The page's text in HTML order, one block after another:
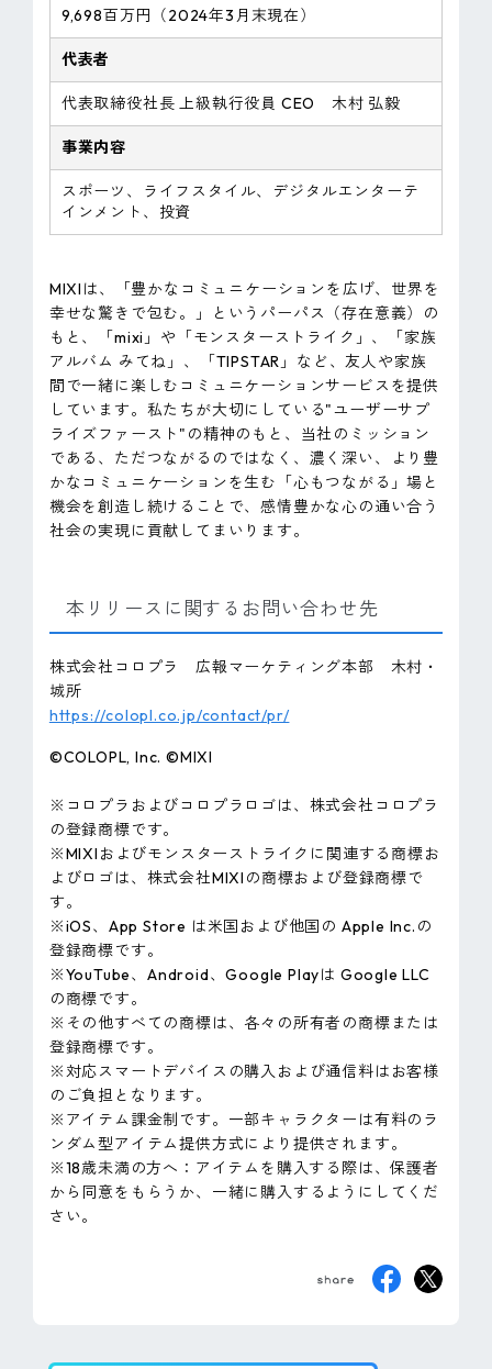
9,698百万円（2024年3月末現在）
代表者
代表取締役社長 上級執行役員 CEO 木村 弘毅
事業内容
スポーツ、ライフスタイル、デジタルエンターテ
インメント、投資
MIXIは、「豊かなコミュニケーションを広げ、世界を
幸せな驚きで包む。」というパーパス（存在意義）の
もと、「mixi」や「モンスターストライク」、「家族
アルバム みてね」、「TIPSTAR」など、友人や家族
間で一緒に楽しむコミュニケーションサービスを提供
しています。私たちが大切にしている"ユーザーサプ
ライズファースト"の精神のもと、当社のミッション
である、ただつながるのではなく、濃く深い、より豊
かなコミュニケーションを生む「心もつながる」場と
機会を創造し続けることで、感情豊かな心の通い合う
社会の実現に貢献してまいります。
本リリースに関するお問い合わせ先
株式会社コロプラ 広報マーケティング本部 木村・
城所
https://colopl.co.jp/contact/pr/
©COLOPL, Inc. ©MIXI
※コロプラおよびコロプラロゴは、株式会社コロプラ
の登録商標です。
※MIXIおよびモンスターストライクに関連する商標お
よびロゴは、株式会社MIXIの商標および登録商標で
す。
※iOS、App Store は米国および他国の Apple Inc.の
登録商標です。
※YouTube、Android、Google Playは Google LLC
の商標です。
※その他すべての商標は、各々の所有者の商標または
登録商標です。
※対応スマートデバイスの購入および通信料はお客様
のご負担となります。
※アイテム課金制です。一部キャラクターは有料のラ
ンダム型アイテム提供方式により提供されます。
※18歳未満の方へ：アイテムを購入する際は、保護者
から同意をもらうか、一緒に購入するようにしてくだ
さい。